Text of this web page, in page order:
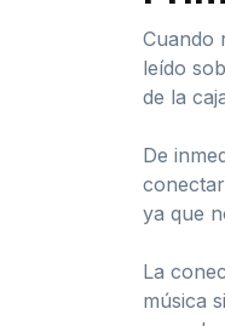
Cuando
leído
de la
De
ya que
La
música